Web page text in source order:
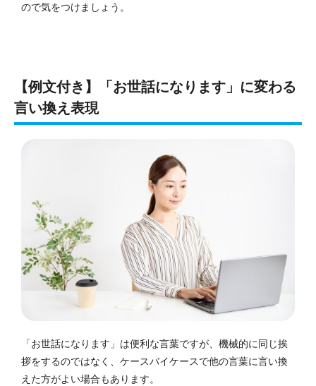
ので気をつけましょう。
【例文付き】「お世話になります」に変わる
言い換え表現
「お世話になります」は便利な言葉ですが、機械的に同じ挨
拶をするのではなく、ケースバイケースで他の言葉に言い換
えた方がよい場合もあります。